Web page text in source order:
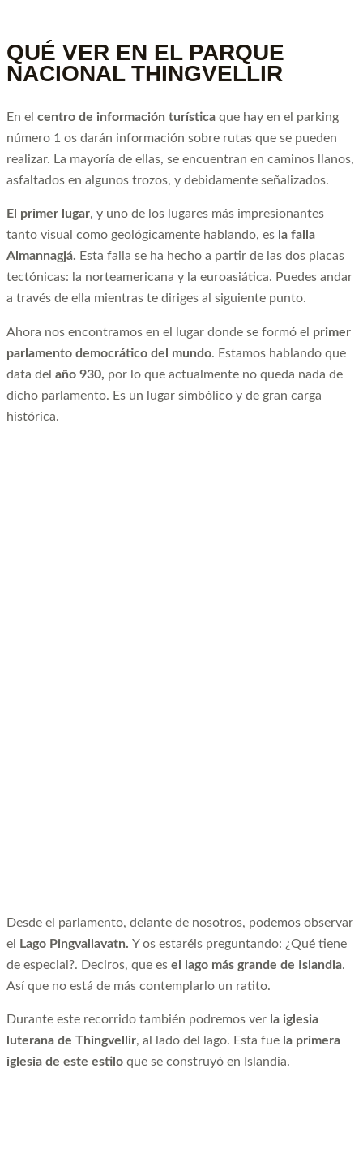
QUÉ VER EN EL PARQUE
NACIONAL THINGVELLIR
En el centro de información turística que hay en el parking
número 1 os darán información sobre rutas que se pueden
realizar. La mayoría de ellas, se encuentran en caminos llanos,
asfaltados en algunos trozos, y debidamente señalizados.
El primer lugar, y uno de los lugares más impresionantes
tanto visual como geológicamente hablando, es la falla
Almannagjá. Esta falla se ha hecho a partir de las dos placas
tectónicas: la norteamericana y la euroasiática. Puedes andar
a través de ella mientras te diriges al siguiente punto.
Ahora nos encontramos en el lugar donde se formó el primer
parlamento democrático del mundo. Estamos hablando que
data del año 930, por lo que actualmente no queda nada de
dicho parlamento. Es un lugar simbólico y de gran carga
histórica.
Desde el parlamento, delante de nosotros, podemos observar
el
Lago Pingvallavatn. Y os estaréis preguntando: ¿Qué tiene
de especial?. Deciros, que es el lago más grande de Islandia.
Así que no está de más contemplarlo un ratito.
Durante este recorrido también podremos ver la iglesia
luterana de Thingvellir, al lado del lago. Esta fue la primera
iglesia de este estilo que se construyó en Islandia.